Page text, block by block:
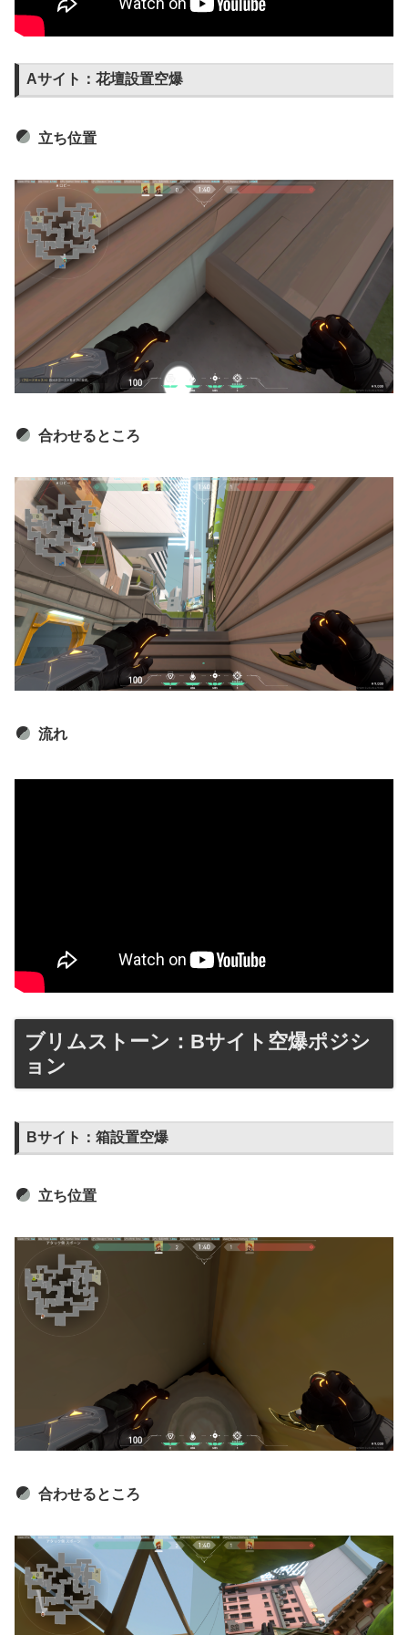
Aサイト：花壇設置空爆
立ち位置
合わせるところ
流れ
ブリムストーン：Bサイト空爆ポジシ
ョン
Bサイト：箱設置空爆
立ち位置
合わせるところ